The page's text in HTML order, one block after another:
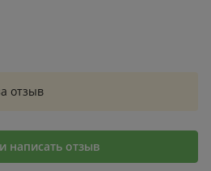
рассказано о личности
пути и странноватом
перемешаны постпанк и
иронию.
отзыв
написать отзыв